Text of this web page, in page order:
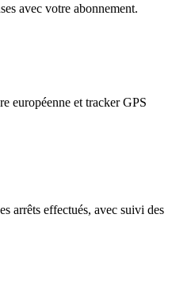
avec votre abonnement.
européenne et tracker GPS
arrêts effectués, avec suivi des